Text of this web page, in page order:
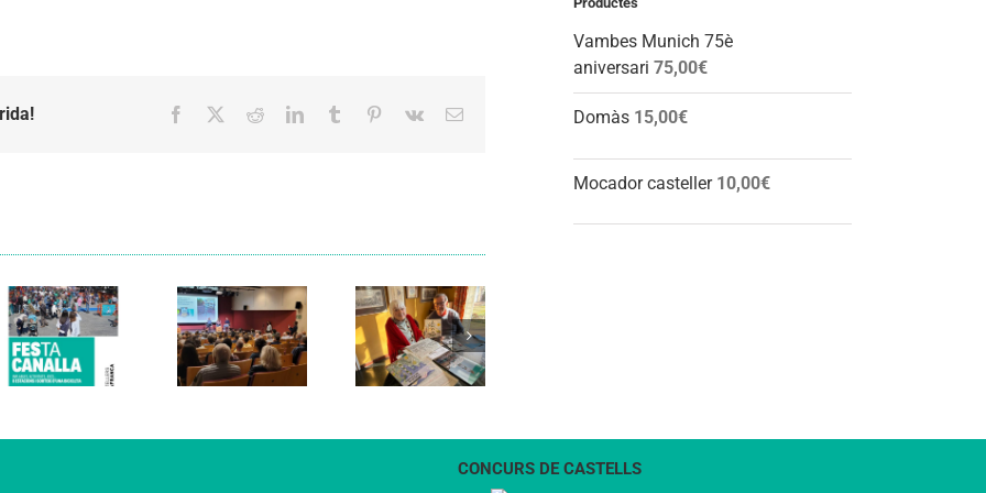
Facebook RedditLinkedInTumblr Pinterest
Vk Email:
Cal Figarot
lidera el
primer
d’energia
comunitària
Els Verds
presenten el
llibre
“Petita
història
dels
Vambes Munich 75è
aniversari 75,00€
Domàs 15,00€
Mocador casteller 10,00€
CONCURS DE CASTELLS